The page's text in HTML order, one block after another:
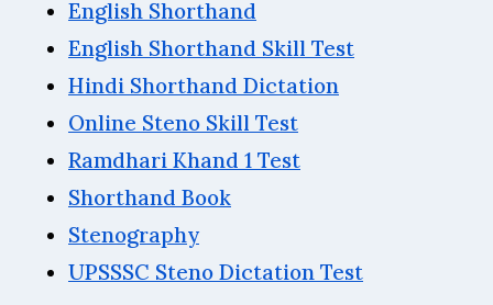
English Shorthand
English Shorthand Skill Test
Hindi Shorthand Dictation
Online Steno Skill Test
Ramdhari Khand 1 Test
Shorthand Book
Stenography
UPSSSC Steno Dictation Test